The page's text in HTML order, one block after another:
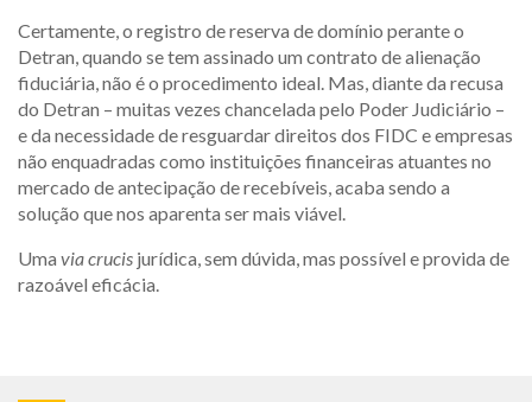
Certamente, o registro de reserva de domínio perante o
Detran, quando se tem assinado um contrato de alienação
fiduciária, não é o procedimento ideal. Mas, diante da recusa
do Detran – muitas vezes chancelada pelo Poder Judiciário –
e da necessidade de resguardar direitos dos FIDC e empresas
não enquadradas como instituições financeiras atuantes no
mercado de antecipação de recebíveis, acaba sendo a
solução que nos aparenta ser mais viável.
Uma via crucis jurídica, sem dúvida, mas possível e provida de
razoável eficácia.